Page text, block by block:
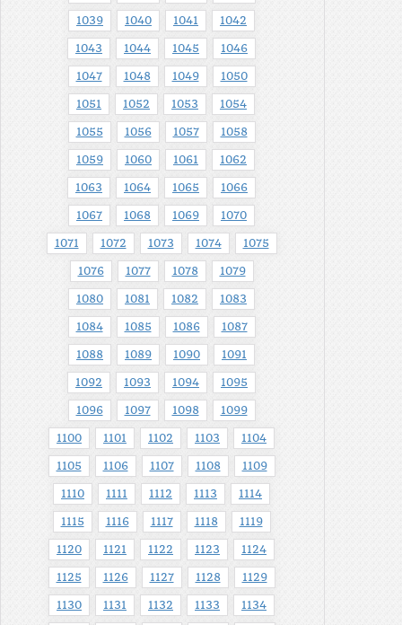
1039 1040 1041 1042
1043 1044 1045 1046
1047 1048 1049 1050
1051 1052 1053 1054
1055 1056 1057 1058
1059 1060 1061 1062
1063 1064 1065 1066
1067 1068 1069 1070
1071 1072 1073 1074 1075
1076 1077 1078 1079
1080 1081 1082 1083
1084 1085 1086 1087
1088 1089 1090 1091
1092 1093 1094 1095
1096 1097 1098 1099
1100 1101 1102 1103 1104
1105 1106 1107 1108 1109
1110 1111 1112 1113 1114
1115 1116 1117 1118 1119
1120 1121 1122 1123 1124
1125 1126 1127 1128 1129
1130 1131 1132 1133 1134